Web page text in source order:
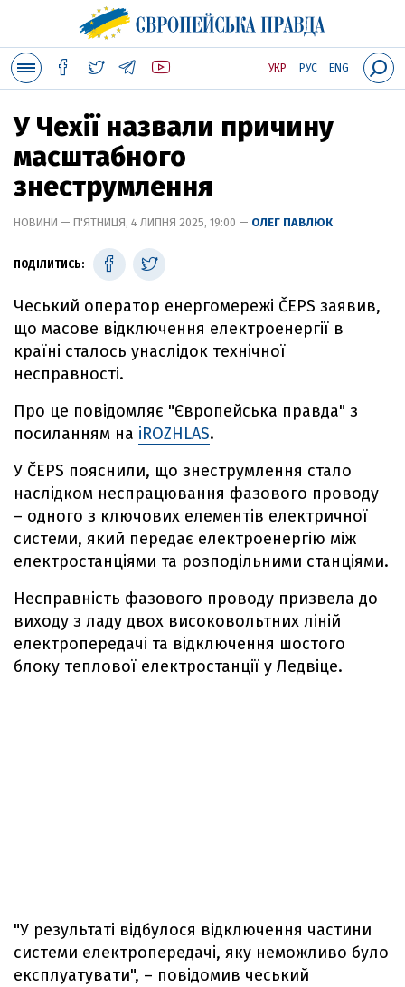
УКР РУС ENG
У Чехії назвали причину
масштабного
знеструмлення
НОВИНИ — П'ЯТНИЦЯ, 4 ЛИПНЯ 2025, 19:00 — ОЛЕГ ПАВЛЮК
ПОДІЛИТИСЬ:
Чеський оператор енергомережі ČEPS заявив,
що масове відключення електроенергії в
країні сталось унаслідок технічної
несправності.
Про це повідомляє "Європейська правда" з
посиланням на iROZHLAS.
У ČEPS пояснили, що знеструмлення стало
наслідком неспрацювання фазового проводу
– одного з ключових елементів електричної
системи, який передає електроенергію між
електростанціями та розподільними станціями.
Несправність фазового проводу призвела до
виходу з ладу двох високовольтних ліній
електропередачі та відключення шостого
блоку теплової електростанції у Ледвіце.
"У результаті відбулося відключення частини
системи електропередачі, яку неможливо було
експлуатувати", – повідомив чеський